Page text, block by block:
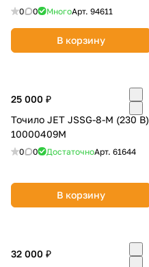
0 0 МногоАрт. 94611
В корзину
25 000 ₽
Точило JET JSSG-8-М (230 В)
10000409M
0 0 ДостаточноАрт. 61644
В корзину
32 000 ₽